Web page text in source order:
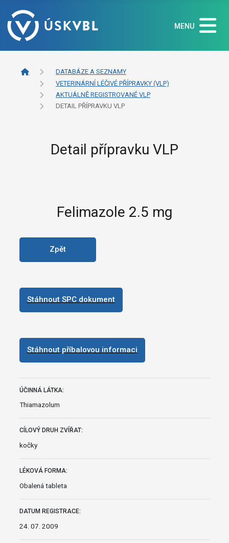
MENU
DATABÁZE A SEZNAMY
VETERINÁRNÍ LÉČIVÉ PŘÍPRAVKY (VLP)
AKTUÁLNĚ REGISTROVANÉ VLP
DETAIL PŘÍPRAVKU VLP
Detail přípravku VLP
Felimazole 2.5 mg
Zpět
Stáhnout SPC dokument
Stáhnout příbalovou informaci
ÚČINNÁ LÁTKA:
Thiamazolum
CÍLOVÝ DRUH ZVÍŘAT:
kočky
LÉKOVÁ FORMA:
Obalená tableta
DATUM REGISTRACE:
24. 07. 2009